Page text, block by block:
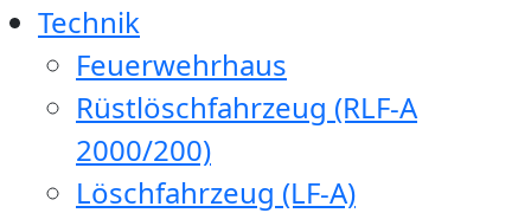
Technik
Feuerwehrhaus
Rüstlöschfahrzeug (RLF-A
2000/200)
Löschfahrzeug (LF-A)